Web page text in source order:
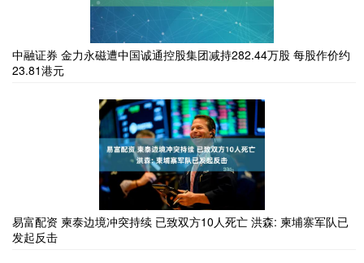
中融证券 金力永磁遭中国诚通控股集团减持282.44万股 每股作价约
23.81港元
易富配资 柬泰边境冲突持续 已致双方10人死亡 洪森: 柬埔寨军队已
发起反击